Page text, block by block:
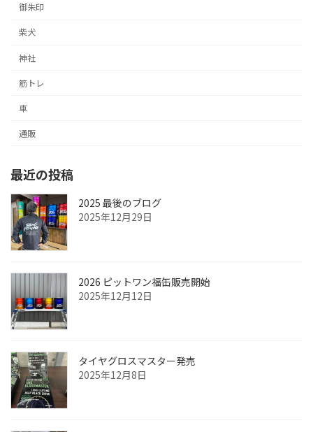
御朱印
柴犬
神社
筋トレ
車
通販
最近の投稿
2025 最後のブログ
2025年12月29日
2026 ピットワン福缶販売開始
2025年12月12日
タイヤグロスマスター発売
2025年12月8日